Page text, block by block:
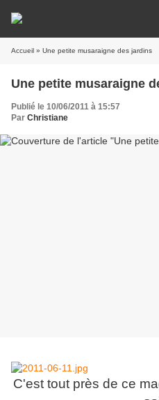
Accueil » Une petite musaraigne des jardins
Une petite musaraigne
Publié le 10/06/2011 à 15:57
Par Christiane
C'est tout près de ce